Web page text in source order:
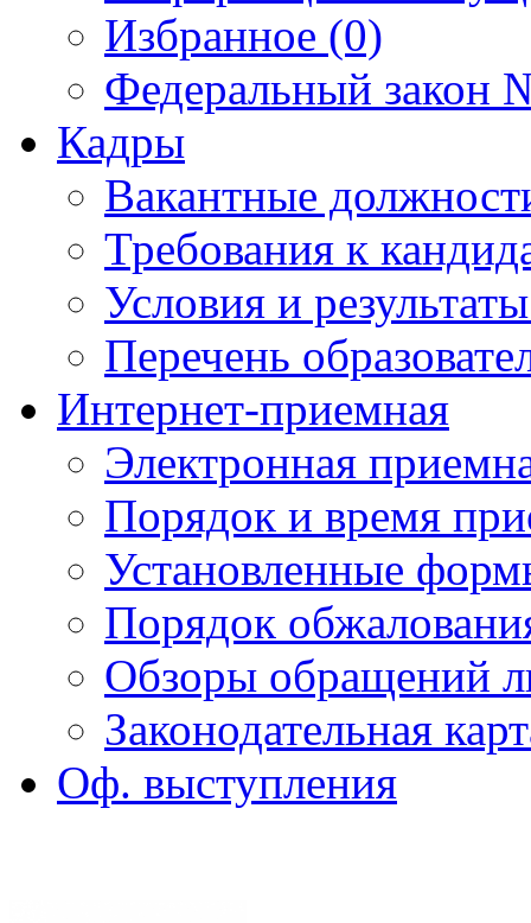
Избранное (0)
Федеральный закон
Кадры
Вакантные
Требования к
Условия и
Перечень
Интернет-приемная
Электронная
Порядок и время
Установленные
Порядок
Обзоры обращений
Законодательная
Оф. выступления